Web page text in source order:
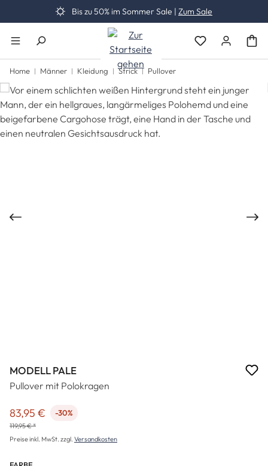
Zum Hauptinhalt springenBis zu 50% im Sommer Sale | Zum Sale
Du hast 0
Home Männer Kleidung Strick Pullover
Bildergalerie überspringen
MODELL PALE
Pullover mit Polokragen
Verkaufspreis:
83,95 € -30%
119,95 € *
Preise inkl. MwSt. zzgl. Versandkosten